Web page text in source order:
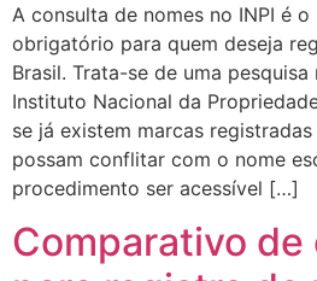
A consulta de nomes no INPI é
obrigatório para quem deseja
Brasil. Trata-se de uma
Instituto Nacional da
se já existem marcas
possam conflitar com o nome
procedimento ser acessível […]
Comparativo